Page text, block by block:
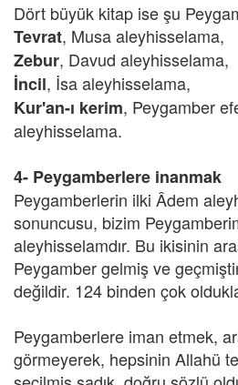
Dört büyük kitap ise şu
Tevrat, Musa aleyhisselama,
Zebur, Davud aleyhisselama,
İncil, İsa aleyhisselama,
Kur'an-ı kerim, Peygamber
aleyhisselama.
4- Peygamberlere inanmak
Peygamberlerin ilki Âdem
sonuncusu, bizim
aleyhisselamdır. Bu ikisinin
Peygamber gelmiş ve
değildir. 124 binden çok
Peygamberlere iman etmek,
görmeyerek, hepsinin Allahü